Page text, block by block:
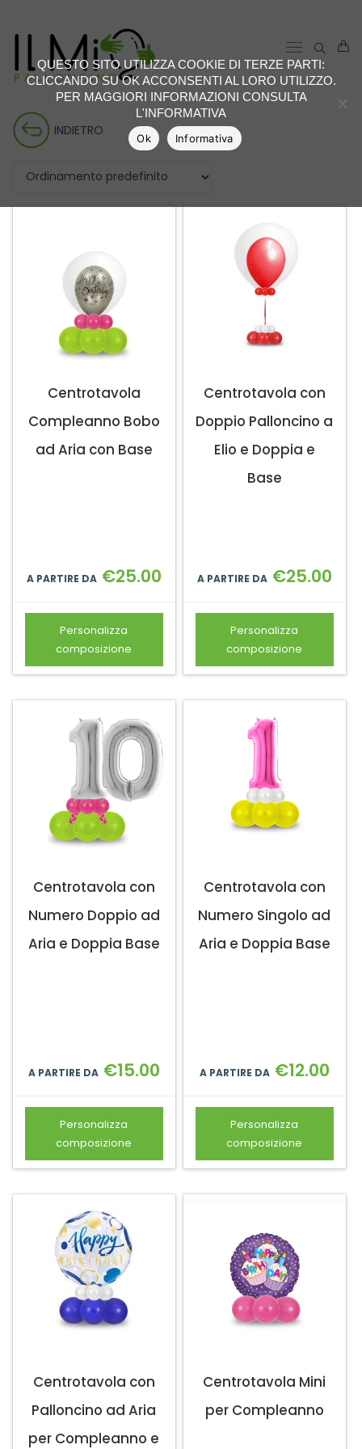
INDIETRO
Centrotavola
Compleanno Bobo
ad Aria con Base
A PARTIRE DA €25.00
Personalizza
composizione
Centrotavola con
Doppio Palloncino a
Elio e Doppia e
Base
A PARTIRE DA €25.00
Personalizza
composizione
Centrotavola con
Numero Doppio ad
Aria e Doppia Base
A PARTIRE DA €15.00
Personalizza
composizione
Centrotavola con
Numero Singolo ad
Aria e Doppia Base
A PARTIRE DA €12.00
Personalizza
composizione
Centrotavola con
Palloncino ad Aria
per Compleanno e
Centrotavola Mini
per Compleanno
QUESTO SITO UTILIZZA COOKIE DI TERZE PARTI:
CLICCANDO SU OK ACCONSENTI AL LORO UTILIZZO.
PER MAGGIORI INFORMAZIONI CONSULTA
L'INFORMATIVA
Ok Informativa